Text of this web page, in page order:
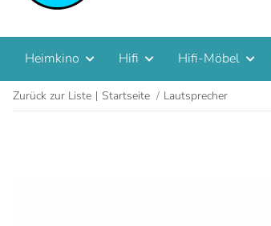
Heimkino Hifi Hifi-Möbel
Zurück zur Liste Startseite Lautsprecher